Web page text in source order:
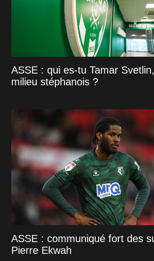
ASSE : qui es-tu Tamar
milieu stéphanois ?
ASSE : communiqué fort des
Pierre Ekwah